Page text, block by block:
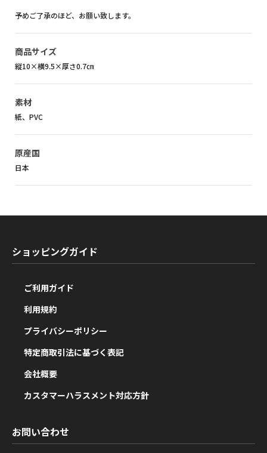
予めご了承のほど、お願い致します。
商品サイズ
縦10×横9.5×厚さ0.7㎝
素材
紙、PVC
原産国
日本
ショッピングガイド
ご利用ガイド
利用規約
プライバシーポリシー
特定商取引法に基づく表記
会社概要
カスタマーハラスメント対応方針
お問い合わせ